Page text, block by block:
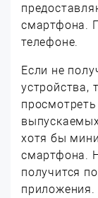
смартфона.
телефоне.
Если не
устройства,
хотя бы
смартфона.
получится